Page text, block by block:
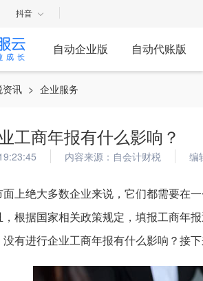
抖音
自动企业版 自动代账版
资讯 > 企业服务
工商年报有什么影响？
内容来源：自会计财税 编
上绝大多数企业来说，它们都需要在
根据国家相关政策规定，填报工商年
有进行企业工商年报有什么影响？接